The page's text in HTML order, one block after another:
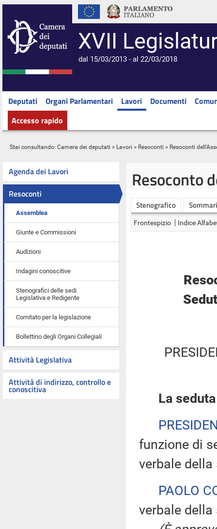
XVII
dal 15/03/2013 - al 22/03/2018
Deputati Organi Parlamentari Lavori Documenti
Accesso rapido
Stai consultando: Camera dei deputati > Lavori > Resoconti > Resoconti
Agenda dei Lavori
Resoconti
Assemblea
Giunte e Commissioni
Audizioni
Indagini conoscitive
Stenografici delle sedi
Legislativa e Redigente
Comitato per la legislazione
Bollettino degli Organi Collegiali
Attività Legislativa
Attività di indirizzo, controllo e
conoscitiva
Resoconto
Stenografico
Frontespizio Indice
La
funzione di
verbale della
PAOLO
verbale